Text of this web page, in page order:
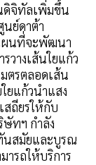
ดิจิทัลเพิ่มขึ้น
นย์ดาต้า
ผนที่จะพัฒนา
วางเส้นใยแก้ว
ตรตลอดเส้น
ยแก้วนำแสง
ถียรให้กับ
ษัทฯ กำลัง
นสมัยและบูรณ
ารถให้บริการ